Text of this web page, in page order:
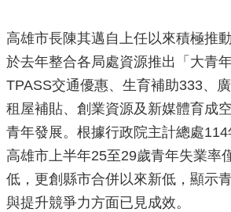
服
務
公
開
資
訊
網
站
導
高雄市長陳其邁自上任以來積極推
於去年整合各局處資源推出「大青
TPASS交通優惠、生育補助333、
租屋補貼、創業資源及新媒體育成
青年發展。根據行政院主計總處114
高雄市上半年25至29歲青年失業率
低，更創縣市合併以來新低，顯示
與提升競爭力方面已見成效。